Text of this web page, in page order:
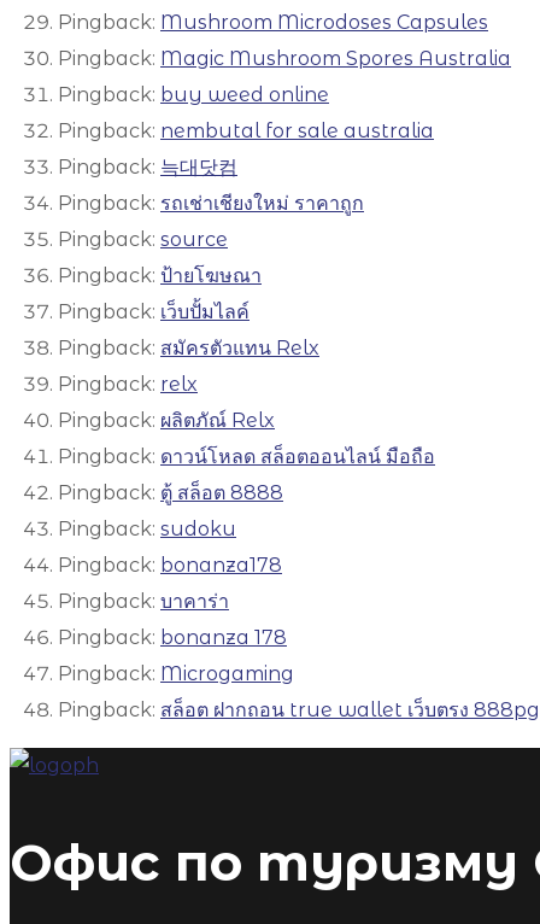
Pingback: Mushroom Microdoses Capsules
Pingback: Magic Mushroom Spores Australia
Pingback: buy weed online
Pingback: nembutal for sale australia
Pingback: 늑대닷컴
Pingback: รถเช่าเชียงใหม่ ราคาถูก
Pingback: source
Pingback: ป้ายโฆษณา
Pingback: เว็บปั้มไลค์
Pingback: สมัครตัวแทน Relx
Pingback: relx
Pingback: ผลิตภัณ์ Relx
Pingback: ดาวน์โหลด สล็อตออนไลน์ มือถือ
Pingback: ตู้ สล็อต 8888
Pingback: sudoku
Pingback: bonanza178
Pingback: บาคาร่า
Pingback: bonanza 178
Pingback: Microgaming
Pingback: สล็อต ฝากถอน true wallet เว็บตรง 888pg
Офис по туризму